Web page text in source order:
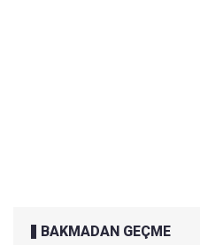
BAKMADAN GEÇME